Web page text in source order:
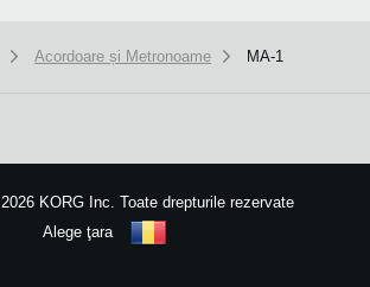
Acordoare și Metronoame MA-1
2026 KORG Inc. Toate drepturile rezervate
Alege ţara